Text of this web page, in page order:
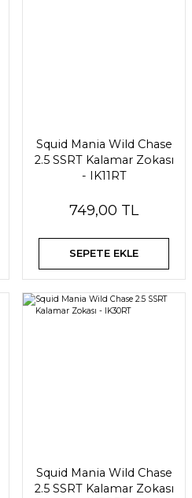
Squid Mania Wild Chase
2.5 SSRT Kalamar Zokası
- IK11RT
749,00 TL
SEPETE EKLE
Squid Mania Wild Chase
2.5 SSRT Kalamar Zokası